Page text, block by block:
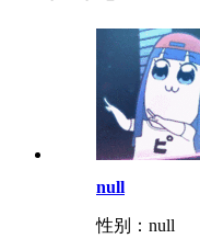
null
性别：null